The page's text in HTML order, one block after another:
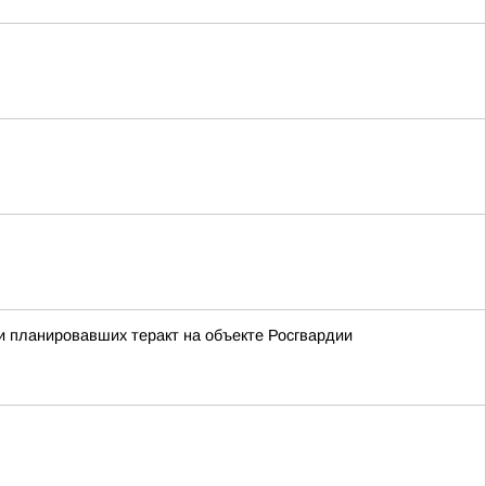
теракт на объекте Росгвардии